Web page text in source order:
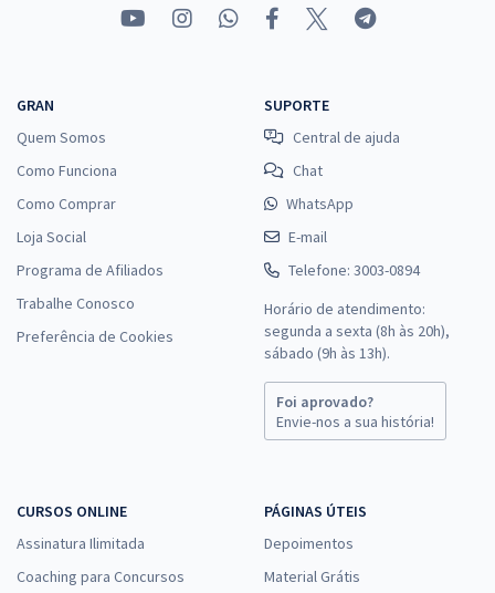
GRAN
Quem Somos
Como Funciona
Como Comprar
Loja Social
Programa de Afiliados
Trabalhe Conosco
Preferência de Cookies
SUPORTE
Central de ajuda
Chat
WhatsApp
E-mail
Telefone: 3003-0894
Horário de atendimento:
segunda a sexta (8h às 20h),
sábado (9h às 13h).
Foi aprovado?
Envie-nos a sua história!
CURSOS ONLINE
Assinatura Ilimitada
Coaching para Concursos
PÁGINAS ÚTEIS
Depoimentos
Material Grátis